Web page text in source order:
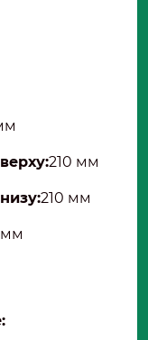
210 мм
210 мм
мм